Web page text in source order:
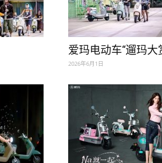
爱玛电动车“遛玛大
2026年6月1日